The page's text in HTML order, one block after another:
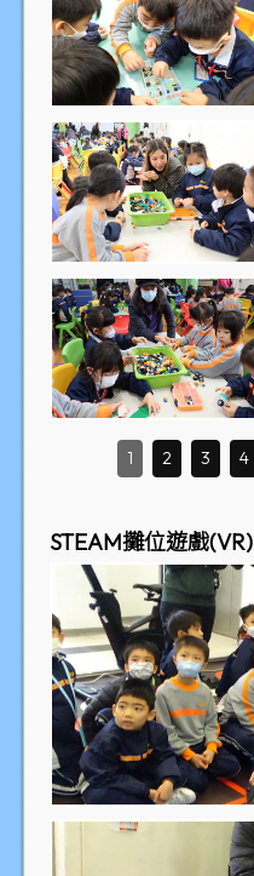
1 2 3 4
STEAM攤位遊戲(VR)